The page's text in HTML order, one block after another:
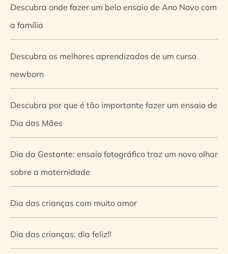
Descubra onde fazer um belo ensaio de Ano Novo com
a família
Descubra os melhores aprendizados de um curso
newborn
Descubra por que é tão importante fazer um ensaio de
Dia das Mães
Dia da Gestante: ensaio fotográfico traz um novo olhar
sobre a maternidade
Dia das crianças com muito amor
Dia das crianças: dia feliz!!